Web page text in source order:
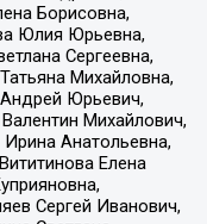
Борисовна,
Юлия Юрьевна,
Сергеевна,
Михайловна,
Юрьевич,
Михайлович,
Анатольевна,
Елена
Сергей Иванович,